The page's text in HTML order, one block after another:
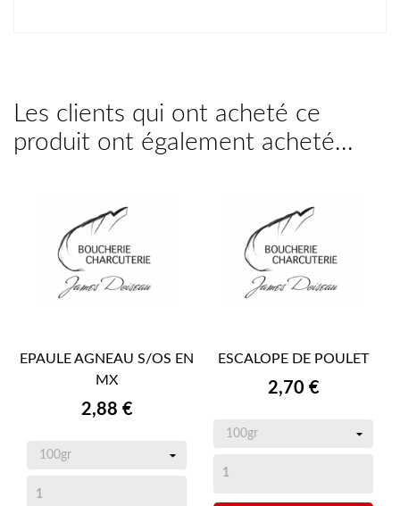
Les clients qui ont acheté ce
produit ont également acheté...
EPAULE AGNEAU S/OS EN
MX
Prix
2,88 €
ESCALOPE DE POULET
Prix
2,70 €